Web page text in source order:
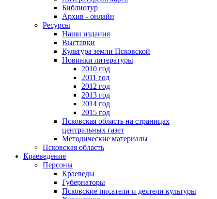
Библиотур
Архив - онлайн
Ресурсы
Наши издания
Выставки
Культура земли Псковской
Новинки литературы
2010 год
2011 год
2012 год
2013 год
2014 год
2015 год
Псковская область на страницах
центральных газет
Методические материалы
Псковская область
Краеведение
Персоны
Краеведы
Губернаторы
Псковские писатели и деятели культуры